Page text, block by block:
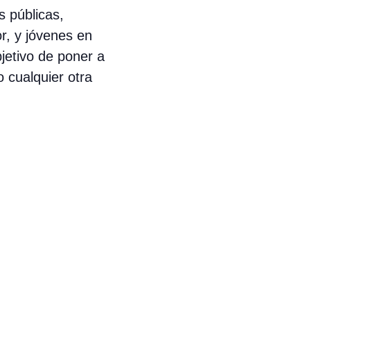
públicas,
y jóvenes en
de poner a
cualquier otra